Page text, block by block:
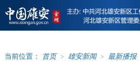
当前位置： 首页 > 雄安新闻 > 最新播报